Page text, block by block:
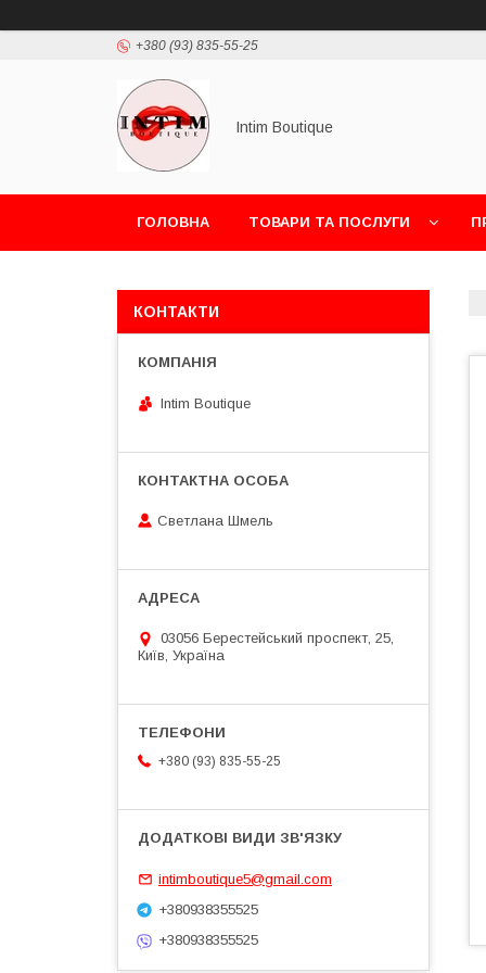
+380 (93) 835-55-25
Intim Boutique
ГОЛОВНА ТОВАРИ ТА ПОСЛУГИ
КОНТАКТИ
Intim Boutique
Светлана Шмель
03056 Берестейський проспект, 25,
Київ, Україна
+380 (93) 835-55-25
intimboutique5@gmail.com
+380938355525
+380938355525